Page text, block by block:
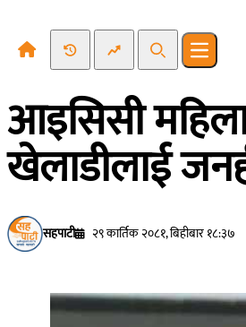
Recent NewsTrending News
SearchOpen
आइसिसी
खेलाडीलाई
सहपाटी २९ कार्तिक २०८१, बिहीबार १८:३७